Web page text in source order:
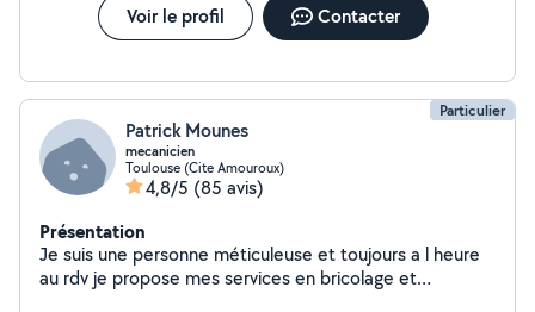
Voir le profil Contacter
Particulier
Patrick Mounes
mecanicien
Toulouse (Cite Amouroux)
4,8/5 (85 avis)
Présentation
Je suis une personne méticuleuse et toujours a l heure
au rdv je propose mes services en bricolage et